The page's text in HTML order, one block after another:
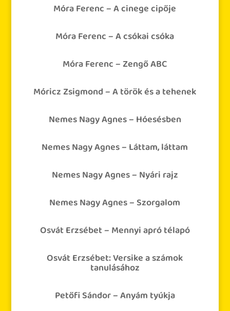
Móra Ferenc – A cinege cipője
Móra Ferenc – A csókai csóka
Móra Ferenc – Zengő ABC
Móricz Zsigmond – A török és a tehenek
Nemes Nagy Ágnes – Hóesésben
Nemes Nagy Ágnes – Láttam, láttam
Nemes Nagy Ágnes – Nyári rajz
Nemes Nagy Ágnes – Szorgalom
Osvát Erzsébet – Mennyi apró télapó
Osvát Erzsébet: Versike a számok
tanulásához
Petőfi Sándor – Anyám tyúkja